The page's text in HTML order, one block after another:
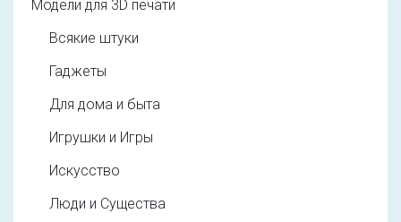
Модели для 3D печати
Всякие штуки
Гаджеты
Для дома и быта
Игрушки и Игры
Искусство
Люди и Существа